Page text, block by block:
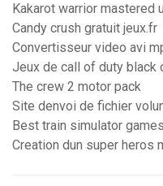
Kakarot warrior mastered
Candy crush gratuit jeux.fr
Convertisseur video avi
Jeux de call of duty black
The crew 2 motor pack
Site denvoi de fichier
Best train simulator
Creation dun super heros